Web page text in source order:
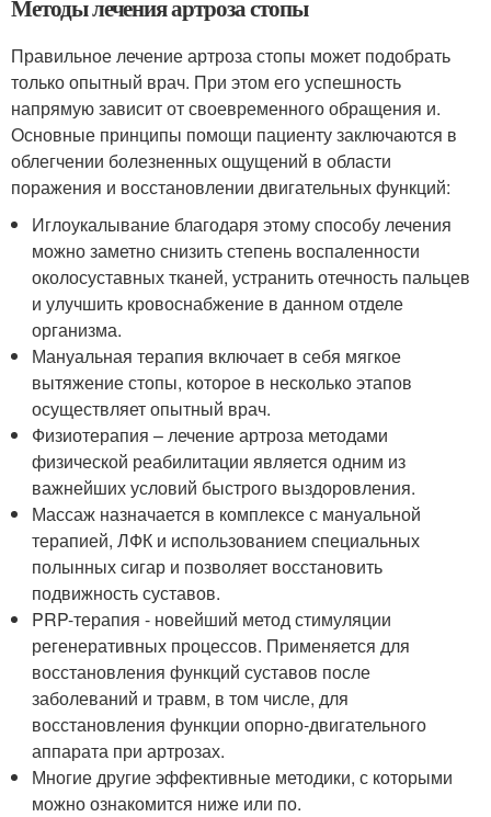
Методы лечения артроза стопы
Правильное лечение артроза стопы может подобрать
только опытный врач. При этом его успешность
напрямую зависит от своевременного обращения и.
Основные принципы помощи пациенту заключаются в
облегчении болезненных ощущений в области
поражения и восстановлении двигательных функций:
Иглоукалывание благодаря этому способу лечения
можно заметно снизить степень воспаленности
околосуставных тканей, устранить отечность пальцев
и улучшить кровоснабжение в данном отделе
организма.
Мануальная терапия включает в себя мягкое
вытяжение стопы, которое в несколько этапов
осуществляет опытный врач.
Физиотерапия – лечение артроза методами
физической реабилитации является одним из
важнейших условий быстрого выздоровления.
Массаж назначается в комплексе с мануальной
терапией, ЛФК и использованием специальных
полынных сигар и позволяет восстановить
подвижность суставов.
PRP-терапия - новейший метод стимуляции
регенеративных процессов. Применяется для
восстановления функций суставов после
заболеваний и травм, в том числе, для
восстановления функции опорно-двигательного
аппарата при артрозах.
Многие другие эффективные методики, с которыми
можно ознакомится ниже или по.